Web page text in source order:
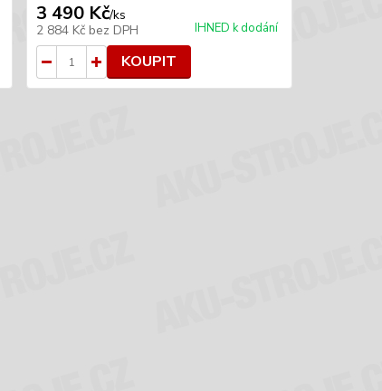
3 490 Kč/ks
2 884 Kč bez DPH IHNED k dodání
KOUPIT